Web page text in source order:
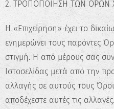
2. ΤΡΟΠΟΠΟΙΗΣΗ ΤΩΝ ΟΡΩΝ
Η «Επιχείρηση» έχει το
ενημερώνει τους παρόντες
στιγμή. Η από μέρους σας
Ιστοσελίδας μετά από την
αλλαγής σε αυτούς τους
αποδέχεστε αυτές τις